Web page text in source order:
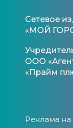
Сетевое
«МОЙ
ООО
«Прайм
Реклама на